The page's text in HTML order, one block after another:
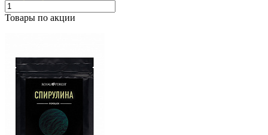
Товары по акции